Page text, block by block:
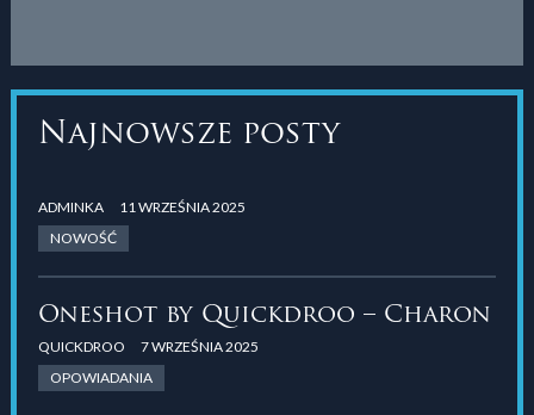
Najnowsze posty
ADMINKA
11 WRZEŚNIA 2025
NOWOŚĆ
Oneshot by Quickdroo – Charon
QUICKDROO
7 WRZEŚNIA 2025
OPOWIADANIA